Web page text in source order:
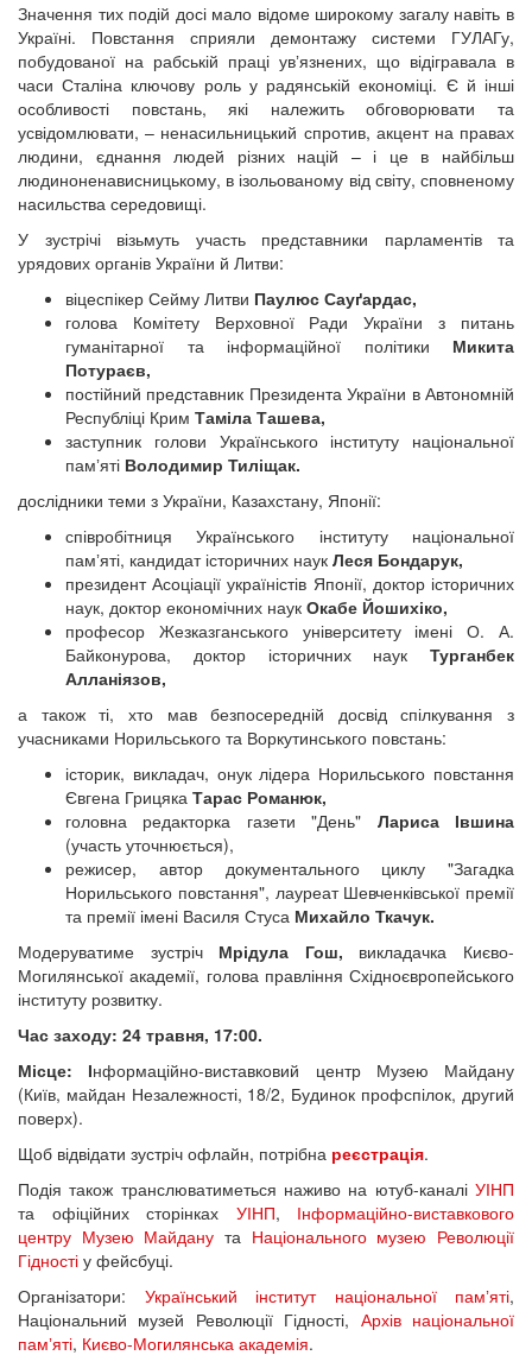
Значення тих подій досі мало відоме широкому загалу навіть в
Україні. Повстання сприяли демонтажу системи ГУЛАГу,
побудованої на рабській праці увʼязнених, що відігравала в
часи Сталіна ключову роль у радянській економіці. Є й інші
особливості повстань, які належить обговорювати та
усвідомлювати, – ненасильницький спротив, акцент на правах
людини, єднання людей різних націй – і це в найбільш
людиноненависницькому, в ізольованому від світу, сповненому
насильства середовищі.
У зустрічі візьмуть участь представники парламентів та
урядових органів України й Литви:
віцеспікер Сейму Литви Паулюс Сауґардас,
голова Комітету Верховної Ради України з питань
гуманітарної та інформаційної політики Микита
Потураєв,
постійний представник Президента України в Автономній
Республіці Крим Таміла Ташева,
заступник голови Українського інституту національної
памʼяті Володимир Тиліщак.
дослідники теми з України, Казахстану, Японії:
співробітниця Українського інституту національної
памʼяті, кандидат історичних наук Леся Бондарук,
президент Асоціації україністів Японії, доктор історичних
наук, доктор економічних наук Окабе Йошихіко,
професор Жезказганського університету імені О. А.
Байконурова, доктор історичних наук Турганбек
Алланіязов,
а також ті, хто мав безпосередній досвід спілкування з
учасниками Норильського та Воркутинського повстань:
історик, викладач, онук лідера Норильського повстання
Євгена Грицяка Тарас Романюк,
головна редакторка газети "День" Лариса Івшина
(участь уточнюється),
режисер, автор документального циклу "Загадка
Норильського повстання", лауреат Шевченківської премії
та премії імені Василя Стуса Михайло Ткачук.
Модеруватиме зустрічМрідула Гош, викладачка Києво-
Могилянської академії, голова правління Східноєвропейського
інституту розвитку.
Час заходу: 24 травня, 17:00.
Місце: Інформаційно-виставковий центр Музею Майдану
(Київ, майдан Незалежності, 18/2, Будинок профспілок, другий
поверх).
Щоб відвідати зустріч офлайн, потрібна реєстрація.
Подія також транслюватиметься наживо на ютуб-каналі УІНП
та офіційних сторінках УІНП, Інформаційно-виставкового
центру Музею Майдану та Національного музею Революції
Гідності у фейсбуці.
Організатори: Український інститут національної памʼяті,
Національний музей Революції Гідності, Архів національної
памʼяті, Києво-Могилянська академія.